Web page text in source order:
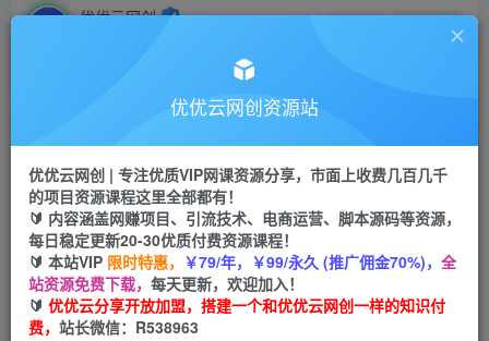
优优云网创 私信
云币 9.9 云币99
会员免费
立即购买
您当前未登录！建议登陆后购买，可保存购买订单
优优云网创资源站
优优云网创 | 专注优质VIP网课资源分享，市面上收费几百几千
的项目资源课程这里全部都有！
🔰 内容涵盖网赚项目、引流技术、电商运营、脚本源码等资源，
每日稳定更新20-30优质付费资源课程！
🔰 本站VIP 限时特惠， ￥79/年，￥99/永久 (推广佣金70%)， 全
站资源免费下载， 每天更新，欢迎加入！
🔰 优优云分享开放加盟，搭建一个和优优云网创一样的知识付
费， 站长微信：R538963